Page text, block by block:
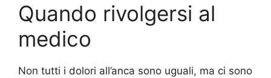
Quando rivolgersi al
medico
Non tutti i dolori all’anca sono uguali, ma ci sono